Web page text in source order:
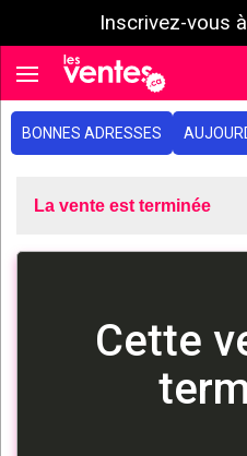
Inscrivez-vous
Toggle navigation
BONNES ADRESSES
La vente est terminée
Cette